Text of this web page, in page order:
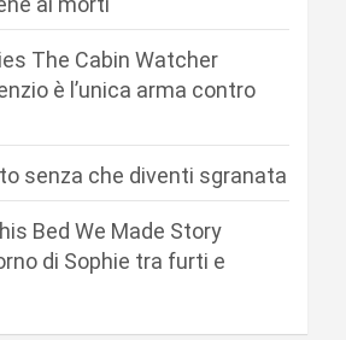
The Cabin Watcher
è l’unica arma contro
senza che diventi sgranata
Bed We Made Story
di Sophie tra furti e